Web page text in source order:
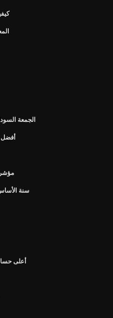
الجمعة
أفضل
مؤشر
سنة
أعلى